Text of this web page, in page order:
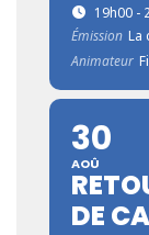
19h00 -
Émission La
Animateur
30
AOÛ
DE